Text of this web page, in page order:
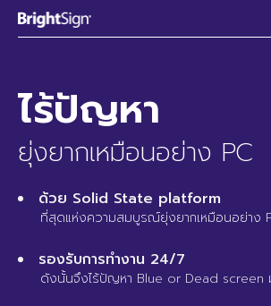
ไร้ปัญหา
ยุ่งยากเหมือนอย่าง PC
ด้วย Solid State platform
ที่สุดแห่งความสมบูรณ์ยุ่งยากเหมือนอย่าง
รองรับการทำงาน 24/7
ดังนั้นจึงไร้ปัญหา Blue or Dead screen